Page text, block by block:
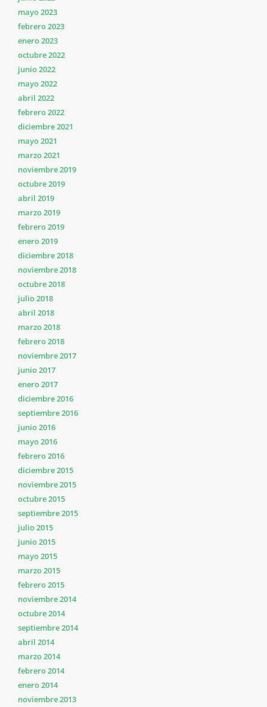
mayo 2023
febrero 2023
enero 2023
octubre 2022
junio 2022
mayo 2022
abril 2022
febrero 2022
diciembre 2021
mayo 2021
marzo 2021
noviembre 2019
octubre 2019
abril 2019
marzo 2019
febrero 2019
enero 2019
diciembre 2018
noviembre 2018
octubre 2018
julio 2018
abril 2018
marzo 2018
febrero 2018
noviembre 2017
junio 2017
enero 2017
diciembre 2016
septiembre 2016
junio 2016
mayo 2016
febrero 2016
diciembre 2015
noviembre 2015
octubre 2015
septiembre 2015
julio 2015
junio 2015
mayo 2015
marzo 2015
febrero 2015
noviembre 2014
octubre 2014
septiembre 2014
abril 2014
marzo 2014
febrero 2014
enero 2014
noviembre 2013